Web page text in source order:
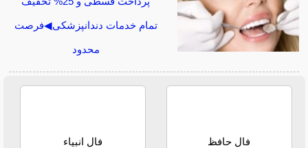
تمام خدمات دندانپزشکی◀فرصت
محدود
فال حافظ فال انبیاء